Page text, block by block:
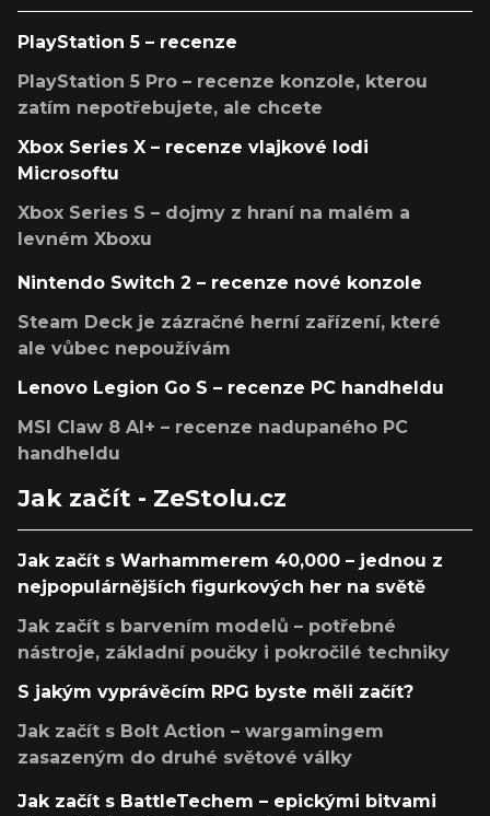
PlayStation 5 – recenze
PlayStation 5 Pro – recenze konzole, kterou
zatím nepotřebujete, ale chcete
Xbox Series X – recenze vlajkové lodi
Microsoftu
Xbox Series S – dojmy z hraní na malém a
levném Xboxu
Nintendo Switch 2 – recenze nové konzole
Steam Deck je zázračné herní zařízení, které
ale vůbec nepoužívám
Lenovo Legion Go S – recenze PC handheldu
MSI Claw 8 AI+ – recenze nadupaného PC
handheldu
Jak začít - ZeStolu.cz
Jak začít s Warhammerem 40,000 – jednou z
nejpopulárnějších figurkových her na světě
Jak začít s barvením modelů – potřebné
nástroje, základní poučky i pokročilé techniky
S jakým vyprávěcím RPG byste měli začít?
Jak začít s Bolt Action – wargamingem
zasazeným do druhé světové války
Jak začít s BattleTechem – epickými bitvami